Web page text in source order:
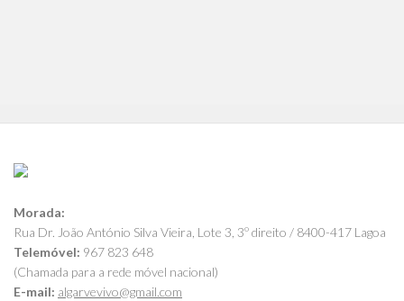
Morada:
Rua Dr. João António Silva Vieira, Lote 3, 3º direito / 8400-417 Lagoa
Telemóvel: 967 823 648
(Chamada para a rede móvel nacional)
E-mail: algarvevivo@gmail.com